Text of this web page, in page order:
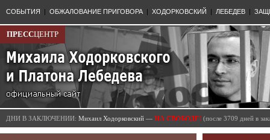
СОБЫТИЯ | ОБЖАЛОВАНИЕ ПРИГОВОРА | ХОДОРКОВСКИЙ | ЛЕБЕДЕВ |
ПРЕССЦЕНТР
ДНИ В ЗАКЛЮЧЕНИИ: Михаил Ходорковский — НА СВОБОДЕ! (после 3709 дней в